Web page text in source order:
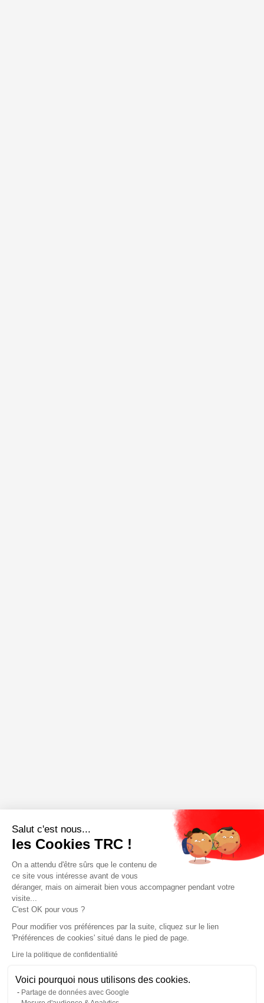
Salut c'est nous...
les Cookies TRC !
On a attendu d'être sûrs que le contenu de
ce site vous intéresse avant de vous
déranger, mais on aimerait bien vous accompagner pendant votre
visite...
C'est OK pour vous ?
Pour modifier vos préférences par la suite, cliquez sur le lien
'Préférences de cookies' situé dans le pied de page.
Lire la politique de confidentialité
Voici pourquoi nous utilisons des cookies.
Partage de données avec Google